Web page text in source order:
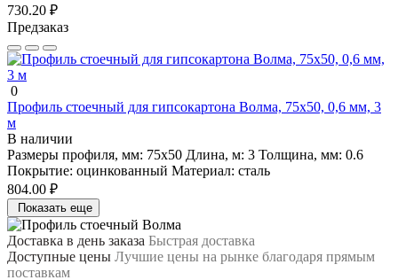
730.20 ₽
Предзаказ
0
Профиль стоечный для гипсокартона Волма, 75х50, 0,6 мм, 3
м
В наличии
Размеры профиля, мм: 75х50 Длина, м: 3 Толщина, мм: 0.6
Покрытие: оцинкованный Материал: сталь
804.00 ₽
Показать еще
Доставка в день заказа Быстрая доставка
Доступные цены Лучшие цены на рынке благодаря прямым
поставкам